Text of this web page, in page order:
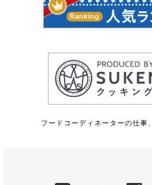
フードコーディネーターの仕事